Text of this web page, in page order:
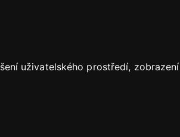
uživatelského prostředí,